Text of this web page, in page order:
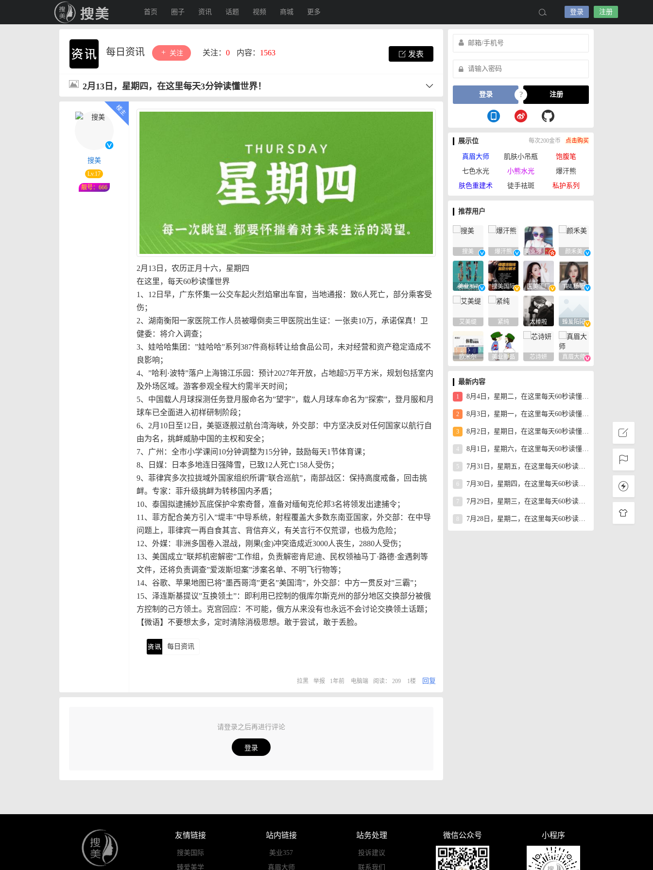
首页 圈子 资讯 话题 视频 商城 更多 登录 注册
每日资讯 关注 关注： 0 内容： 1563 发表
2月13日，星期四，在这里每天3分钟读懂世界！
搜美
Lv.17
靓号：666
2月13日，农历正月十六，星期四
在这里，每天60秒读懂世界
1、12日早，广东怀集一公交车起火烈焰窜出车窗，当地通报：致6人死亡，部分乘客受
伤；
2、湖南衡阳一家医院工作人员被曝倒卖三甲医院出生证：一张卖10万，承诺保真！卫
健委：将介入调查；
3、娃哈哈集团：”娃哈哈”系列387件商标转让给食品公司，未对经营和资产稳定造成不
良影响；
4、”哈利·波特”落户上海锦江乐园：预计2027年开放，占地超5万平方米，规划包括室内
及外场区域。游客参观全程大约需半天时间；
5、中国载人月球探测任务登月服命名为”望宇”，载人月球车命名为”探索”，登月服和月
球车已全面进入初样研制阶段；
6、2月10日至12日，美驱逐舰过航台湾海峡，外交部：中方坚决反对任何国家以航行自
由为名，挑衅威胁中国的主权和安全；
7、广州：全市小学课间10分钟调整为15分钟，鼓励每天1节体育课；
8、日媒：日本多地连日强降雪，已致12人死亡158人受伤；
9、菲律宾多次拉拢域外国家组织所谓”联合巡航”，南部战区：保持高度戒备，回击挑
衅。专家：菲升级挑衅为转移国内矛盾；
10、泰国拟逮捕妙瓦底保护伞索奇督，准备对缅甸克伦邦3名将领发出逮捕令；
11、菲方配合美方引入”堤丰”中导系统，射程覆盖大多数东南亚国家，外交部：在中导
问题上，菲律宾一再自食其言、背信弃义，有关言行不仅荒谬，也极为危险；
12、外媒：非洲多国卷入混战，刚果(金)冲突造成近3000人丧生，2880人受伤；
13、美国成立”联邦机密解密”工作组，负责解密肯尼迪、民权领袖马丁·路德·金遇刺等
文件，还将负责调查”爱泼斯坦案”涉案名单、不明飞行物等；
14、谷歌、苹果地图已将”墨西哥湾”更名”美国湾”，外交部：中方一贯反对”三霸”；
15、泽连斯基提议”互换领土”：即利用已控制的俄库尔斯克州的部分地区交换部分被俄
方控制的己方领土。克宫回应：不可能，俄方从来没有也永远不会讨论交换领土话题；
【微语】不要想太多，定时清除消极思想。敢于尝试，敢于丢脸。
每日资讯
拉黑 举报 1年前 电脑端 阅读： 209 1楼 回复
请登录之后再进行评论
登录
登录 ? 注册
展示位 每次200金币 点击购买
真眉大师 肌肤小吊瓶
饱腹笔
七色水光
小熊水光
爆汗熊
肤色重建术
徒手祛斑 私护系列
推荐用户
搜美 爆汗熊 美业爆款平台 颜禾美
美业357 搜美国际 医美工厂 TBL杨阳
艾美缇 紧纯 太棒啦 臻爱阳阳
欧米尔 美业新品 芯诗妍 真眉大师
最新内容
1 8月4日，星期二，在这里每天60秒读懂世界！
2 8月3日，星期一，在这里每天60秒读懂世界！
3 8月2日，星期日，在这里每天60秒读懂世界！
4 8月1日，星期六，在这里每天60秒读懂世界！
5 7月31日，星期五，在这里每天60秒读懂世界！
6 7月30日，星期四，在这里每天60秒读懂世界！
7 7月29日，星期三，在这里每天60秒读懂世界！
7月28日，星期二，在这里每天60秒读懂世界！
友情链接
搜美国际
臻爱美学
站内链接
美业357
真眉大师
站务处理
投诉建议
联系我们
微信公众号 小程序